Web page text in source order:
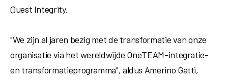
Quest Integrity.
"We zijn al jaren bezig met de transformatie van onze
organisatie via het wereldwijde OneTEAM-integratie-
en transformatieprogramma", aldus Amerino Gatti,